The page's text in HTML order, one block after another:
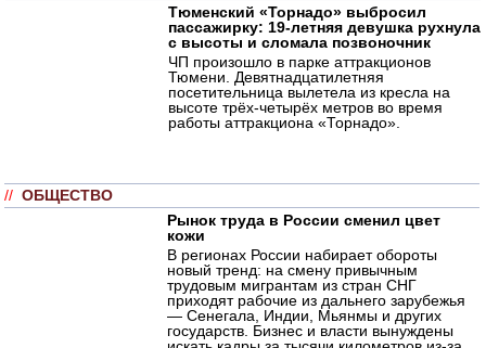
Тюменский «Торнадо» выбросил
пассажирку: 19-летняя девушка рухнула
с высоты и сломала позвоночник
ЧП произошло в парке аттракционов
Тюмени. Девятнадцатилетняя
посетительница вылетела из кресла на
высоте трёх-четырёх метров во время
работы аттракциона «Торнадо».
// ОБЩЕСТВО
Рынок труда в России сменил цвет
кожи
В регионах России набирает обороты
новый тренд: на смену привычным
трудовым мигрантам из стран СНГ
приходят рабочие из дальнего зарубежья
— Сенегала, Индии, Мьянмы и других
государств. Бизнес и власти вынуждены